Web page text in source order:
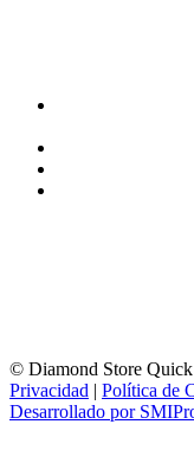
© Diamond Store Quick
Privacidad | Política de
Desarrollado por